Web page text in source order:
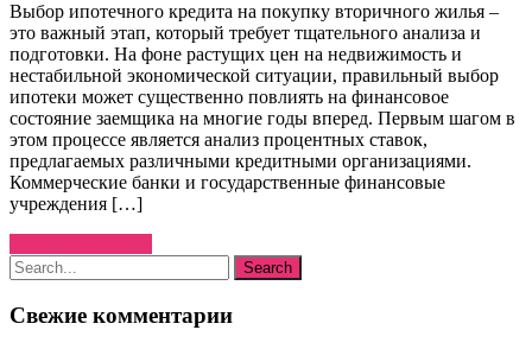
Выбор ипотечного кредита на покупку вторичного жилья –
это важный этап, который требует тщательного анализа и
подготовки. На фоне растущих цен на недвижимость и
нестабильной экономической ситуации, правильный выбор
ипотеки может существенно повлиять на финансовое
состояние заемщика на многие годы вперед. Первым шагом в
этом процессе является анализ процентных ставок,
предлагаемых различными кредитными организациями.
Коммерческие банки и государственные финансовые
учреждения […]
Свежие комментарии